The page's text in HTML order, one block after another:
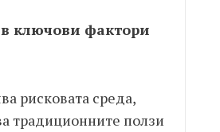
ключови фактори
рисковата среда,
традиционните ползи